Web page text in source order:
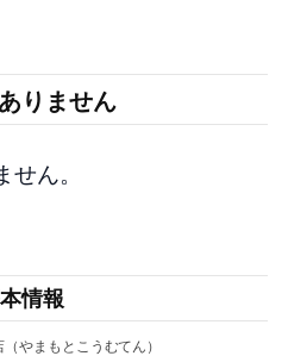
りません
ん。
情報
やまもとこうむてん）